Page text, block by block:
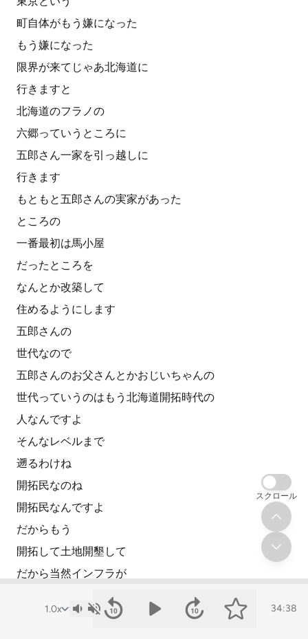
町自体がもう嫌になった
もう嫌になった
限界が来てじゃあ北海道に
行きますと
北海道のフラノの
六郷っていうところに
五郎さん一家を引っ越しに
行きます
もともと五郎さんの実家があった
ところの
一番最初は馬小屋
だったところを
なんとか改築して
住めるようにします
五郎さんの
世代なので
五郎さんのお父さんとかおじいちゃんの
世代っていうのはもう北海道開拓時代の
人なんですよ
そんなレベルまで
遡るわけね
開拓民なのね
開拓民なんですよ
だからもう
開拓して土地開墾して
だから当然インフラが
しかも馬小屋だったようなところだから
34:38
スクロール